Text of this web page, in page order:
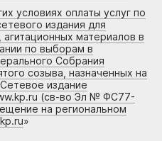
условиях оплаты услуг по
издания для
материалов в
по выборам в
Собрания
созыва, назначенных на
издание
(св-во Эл № ФС77-
на региональном
»